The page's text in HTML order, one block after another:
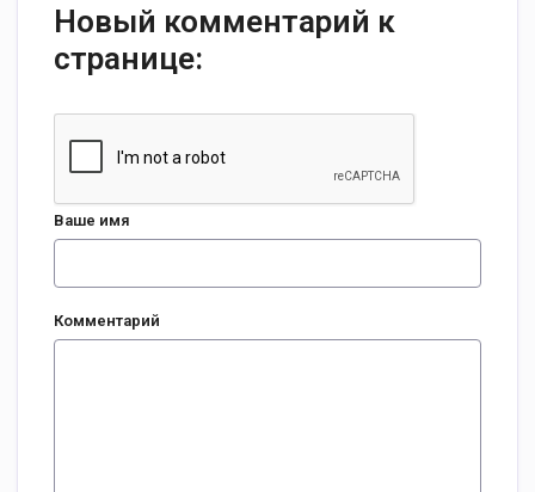
Новый комментарий к
странице:
Ваше имя
Комментарий